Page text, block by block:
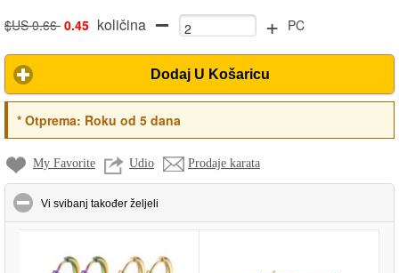
$US 0.66 0.45 količina + PC
Dodaj U Košaricu
*Otprema: Roku od 5 dana
My Favorite Udio Prodaje karata
Vi svibanj također željeli